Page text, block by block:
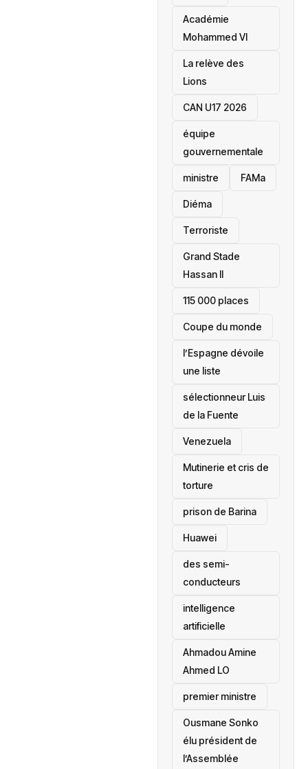
Académie
Mohammed VI
La relève des
Lions
CAN U17 2026
équipe
gouvernementale
ministre FAMa
Diéma
Terroriste
Grand Stade
Hassan II
115 000 places
‎Coupe du monde
l’Espagne dévoile
une liste
sélectionneur Luis
de la Fuente
‎Venezuela
Mutinerie et cris de
torture
prison de Barina
Huawei
des semi-
conducteurs
intelligence
artificielle
Ahmadou Amine
Ahmed LO
premier ministre
Ousmane Sonko
élu président de
l’Assemblée